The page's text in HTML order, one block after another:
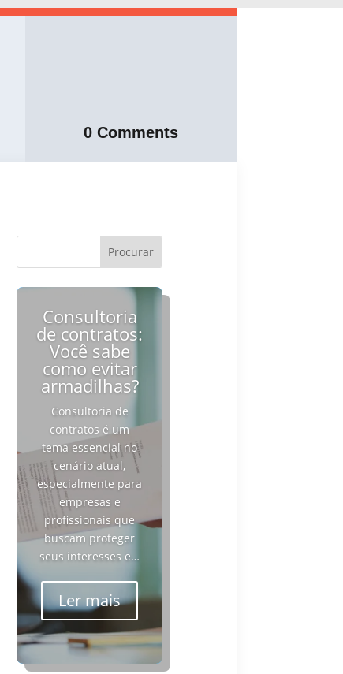
0 Comments
Consultoria
de contratos:
Você sabe
como evitar
armadilhas?
Consultoria de
contratos é um
tema essencial no
cenário atual,
especialmente para
empresas e
profissionais que
buscam proteger
seus interesses e…
Ler mais